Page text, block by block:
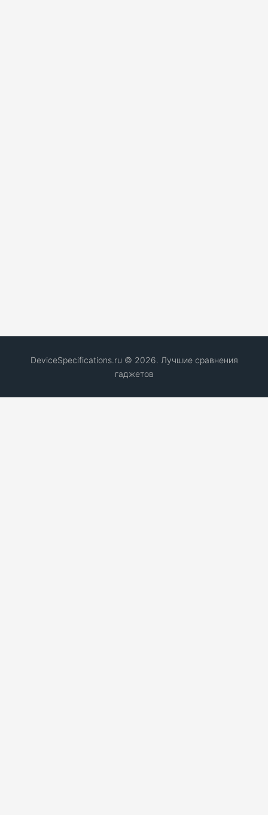
DeviceSpecifications.ru © 2026. Лучшие сравнения
гаджетов